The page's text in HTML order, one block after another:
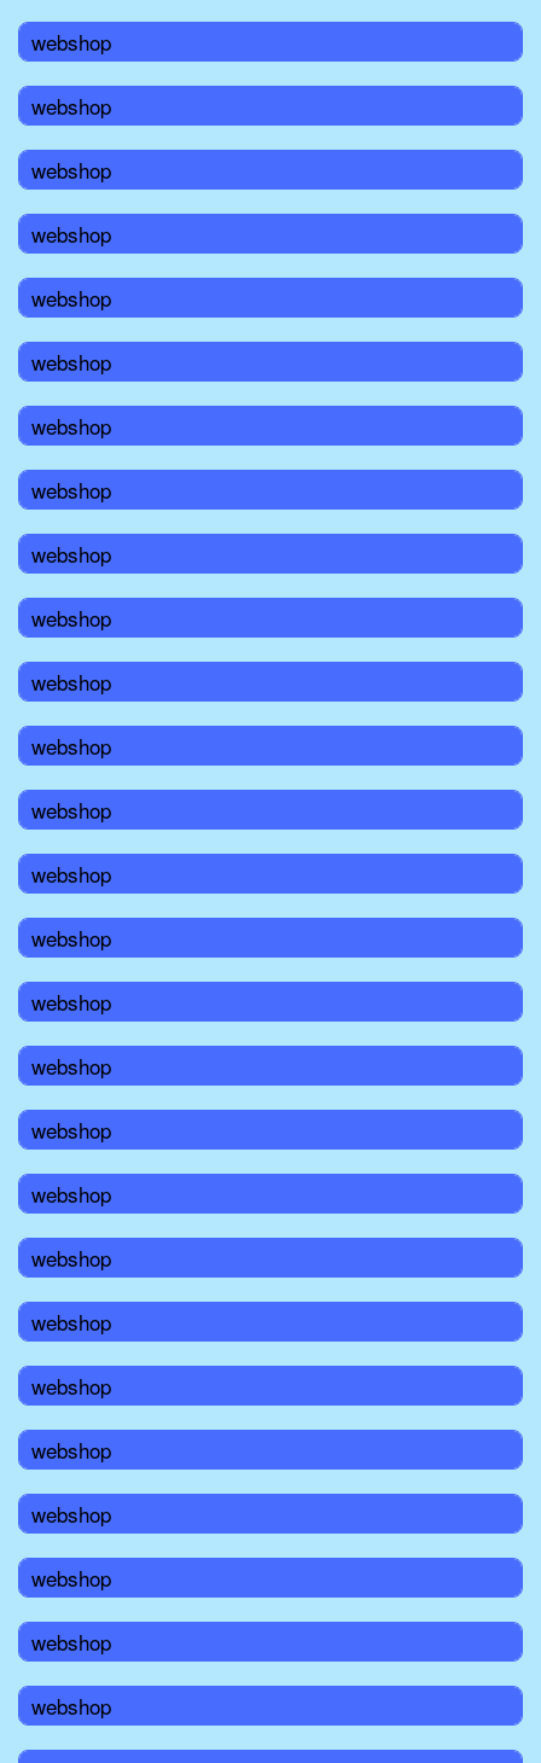
webshop
webshop
webshop
webshop
webshop
webshop
webshop
webshop
webshop
webshop
webshop
webshop
webshop
webshop
webshop
webshop
webshop
webshop
webshop
webshop
webshop
webshop
webshop
webshop
webshop
webshop
webshop